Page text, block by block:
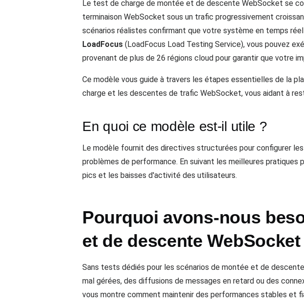
Le test de charge de montée et de descente WebSocket se
terminaison WebSocket sous un trafic progressivement
scénarios réalistes confirmant que votre système en temps
LoadFocus (LoadFocus Load Testing Service), vous pouvez
provenant de plus de 26 régions cloud pour garantir que votre
Ce modèle vous guide à travers les étapes essentielles de la
charge et les descentes de trafic WebSocket, vous aidant à
En quoi ce modèle est-il utile ?
Le modèle fournit des directives structurées pour configurer
problèmes de performance. En suivant les meilleures
pics et les baisses d'activité des utilisateurs.
Pourquoi avons-nous
et de descente WebSocket
Sans tests dédiés pour les scénarios de montée et de
mal gérées, des diffusions de messages en retard ou des
vous montre comment maintenir des performances stables et